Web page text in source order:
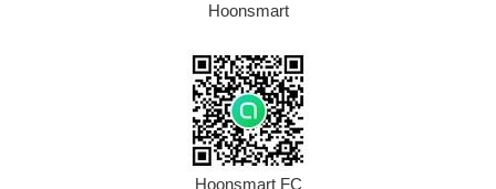
Hoonsmart
Hoonsmart FC